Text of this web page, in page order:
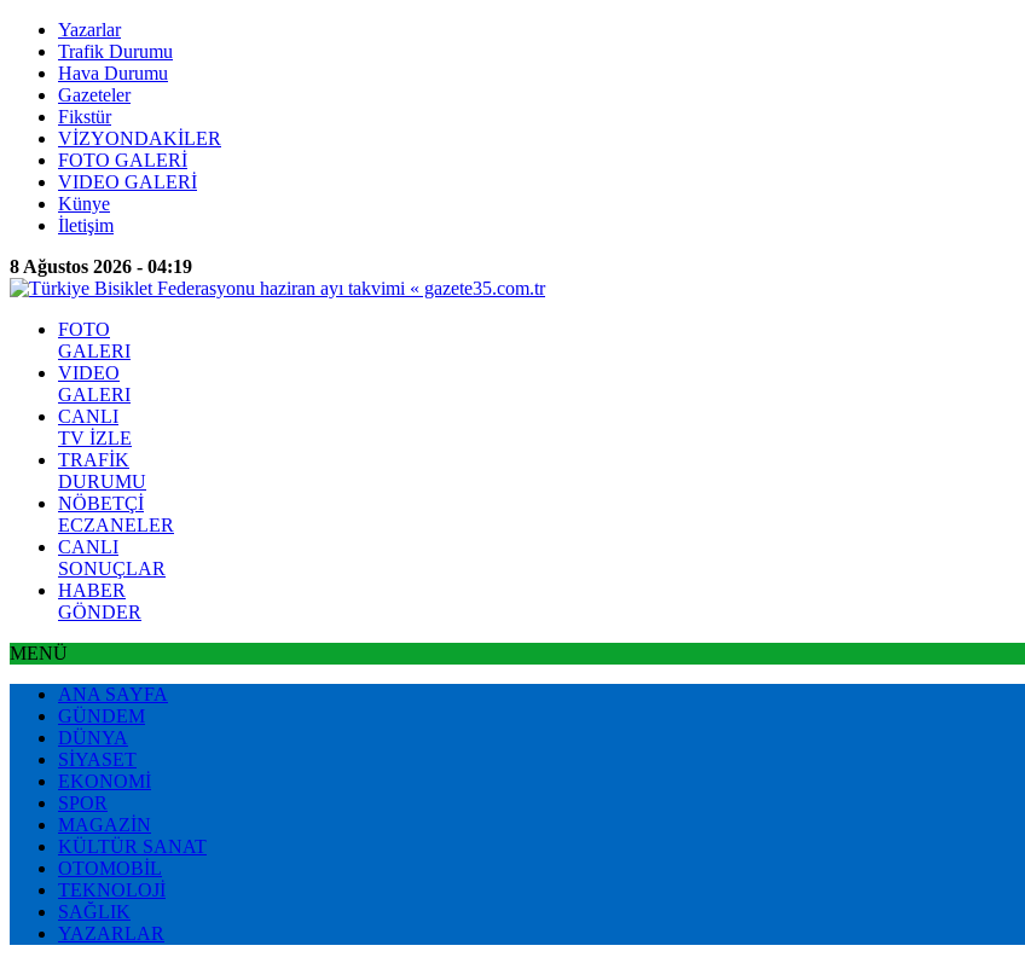
Yazarlar
Trafik Durumu
Hava Durumu
Gazeteler
Fikstür
VİZYONDAKİLER
FOTO GALERİ
VIDEO GALERİ
Künye
İletişim
8 Ağustos 2026 - 04:19
FOTO
GALERI
VIDEO
GALERI
CANLI
TV İZLE
TRAFİK
DURUMU
NÖBETÇİ
ECZANELER
CANLI
SONUÇLAR
HABER
GÖNDER
MENÜ
ANA SAYFA
GÜNDEM
DÜNYA
SİYASET
EKONOMİ
SPOR
MAGAZİN
KÜLTÜR SANAT
OTOMOBİL
TEKNOLOJİ
SAĞLIK
YAZARLAR